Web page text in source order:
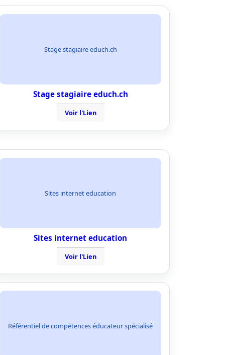
Stage stagiaire educh.ch
Stage stagiaire educh.ch
Voir l'Lien
Sites internet education
Sites internet education
Voir l'Lien
Référentiel de compétences éducateur spécialisé